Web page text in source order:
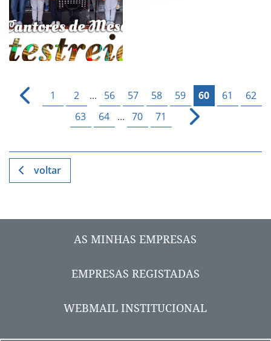
1 2 ... 56 57 58 59 60 61
62
63
64 ... 70 71
voltar
AS MINHAS EMPRESAS
EMPRESAS REGISTADAS
WEBMAIL INSTITUCIONAL